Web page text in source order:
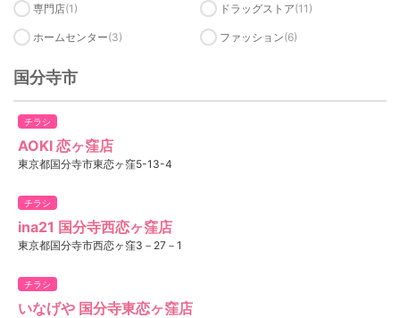
専門店(1) ドラッグストア(11)
ホームセンター(3) ファッション(6)
国分寺市
チラシ
AOKI 恋ヶ窪店
東京都国分寺市東恋ヶ窪5-13-4
チラシ
ina21 国分寺西恋ヶ窪店
東京都国分寺市西恋ヶ窪3－27－1
チラシ
いなげや 国分寺東恋ヶ窪店